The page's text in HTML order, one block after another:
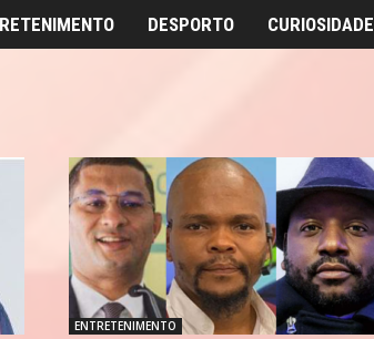
DESPORTO CURIOSIDADE
ENTRETENIMENTO